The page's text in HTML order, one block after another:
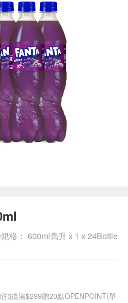
格： 600ml毫升 x 1 x 24Bottle
扣後滿$299贈20點OPENPOINT(單